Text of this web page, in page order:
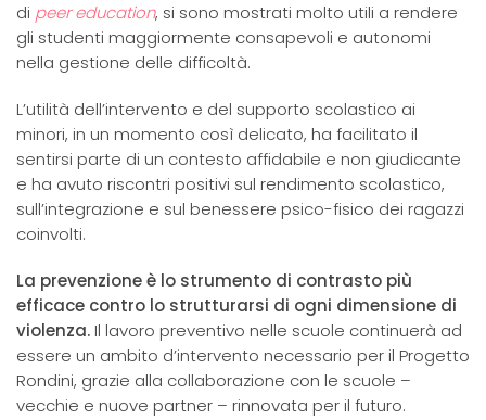
di peer education, si sono mostrati molto utili a rendere
gli studenti maggiormente consapevoli e autonomi
nella gestione delle difficoltà.
L’utilità dell’intervento e del supporto scolastico ai
minori, in un momento così delicato, ha facilitato il
sentirsi parte di un contesto affidabile e non giudicante
e ha avuto riscontri positivi sul rendimento scolastico,
sull’integrazione e sul benessere psico-fisico dei ragazzi
coinvolti.
La prevenzione è lo strumento di contrasto più
efficace contro lo strutturarsi di ogni dimensione di
violenza.Il lavoro preventivo nelle scuole continuerà ad
essere un ambito d’intervento necessario per il Progetto
Rondini, grazie alla collaborazione con le scuole –
vecchie e nuove partner – rinnovata per il futuro.